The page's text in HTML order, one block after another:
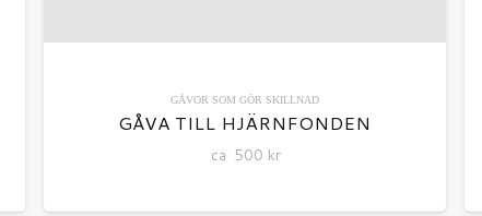
GÅVOR SOM GÖR SKILLNAD
GÅVA TILL HJÄRNFONDEN
ca 500 kr